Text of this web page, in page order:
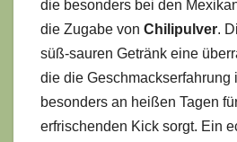
die besonders bei den
die Zugabe von Chilipulver.
süß-sauren Getränk eine
die die Geschmackserfahrung
besonders an heißen Tagen
erfrischenden Kick sorgt. Ein